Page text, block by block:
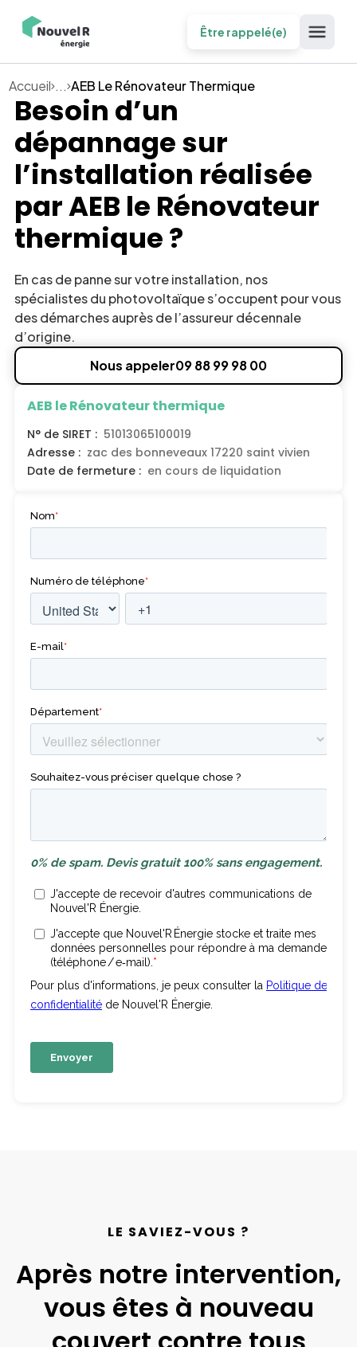
Être rappelé(e)
Accueil ... AEB Le Rénovateur Thermique
Besoin d’un
dépannage sur
l’installation réalisée
parAEB le Rénovateur
thermique?
En cas de panne sur votre installation, nos
spécialistes du photovoltaïque s’occupent pour vous
des démarches auprès de l’assureur décennale
d’origine.
Nous appeler09 88 99 98 00
AEB le Rénovateur thermique
N° de SIRET : 51013065100019
Adresse : zac des bonneveaux 17220 saint vivien
Date de fermeture : en cours de liquidation
LE SAVIEZ-VOUS ?
Après notre intervention,
vous êtes à nouveau